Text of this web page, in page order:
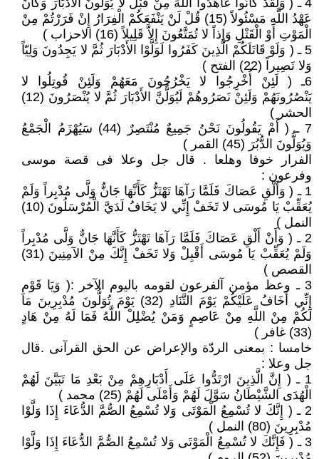
4 ـ ( وَلَقَدْ كَانُوا عَاهَدُوا اللَّهَ مِنْ قَبْلُ لا يُوَلُّونَ الأَدْبَارَ وَكَانَ
عَهْدُ اللَّهِ مَسْئُولاً (15) قُلْ لَنْ يَنْفَعَكُمْ الْفِرَارُ إِنْ فَرَرْتُمْ مِنْ
الْمَوْتِ أَوْ الْقَتْلِ وَإِذاً لا تُمَتَّعُونَ إِلاَّ قَلِيلاً (16) الاحزاب )
5 ـ ( وَلَوْ قَاتَلَكُمْ الَّذِينَ كَفَرُوا لَوَلَّوْا الأَدْبَارَ ثُمَّ لا يَجِدُونَ وَلِيّاً
وَلا نَصِيراً (22) الفتح )
6ـ ( لَئِنْ أُخْرِجُوا لا يَخْرُجُونَ مَعَهُمْ وَلَئِنْ قُوتِلُوا لا
يَنْصُرُونَهُمْ وَلَئِنْ نَصَرُوهُمْ لَيُوَلُّنَّ الأَدْبَارَ ثُمَّ لا يُنْصَرُونَ (12)
الحشر )
7 ـ ( أَمْ يَقُولُونَ نَحْنُ جَمِيعٌ مُنْتَصِرٌ (44) سَيُهْزَمُ الْجَمْعُ
وَيُوَلُّونَ الدُّبُرَ (45) القمر )
الفرار خوفا وهلعا . قال جل وعلا فى قصة موسى
وفرعون :
1 ـ ( وَأَلْقِ عَصَاكَ فَلَمَّا رَآهَا تَهْتَزُّ كَأَنَّهَا جَانٌّ وَلَّى مُدْبِراً وَلَمْ
يُعَقِّبْ يَا مُوسَى لا تَخَفْ إِنِّي لا يَخَافُ لَدَيَّ الْمُرْسَلُونَ (10)
النمل )
2 ـ ( وَأَنْ أَلْقِ عَصَاكَ فَلَمَّا رَآهَا تَهْتَزُّ كَأَنَّهَا جَانٌّ وَلَّى مُدْبِراً
وَلَمْ يُعَقِّبْ يَا مُوسَى أَقْبِلْ وَلا تَخَفْ إِنَّكَ مِنْ الآمِنِينَ (31)
القصص )
3 ـ وعظ مؤمن آلفرعون لقومه باليوم الآخر :( وَيَا قَوْمِ
إِنِّي أَخَافُ عَلَيْكُمْ يَوْمَ التَّنَادِ (32) يَوْمَ تُوَلُّونَ مُدْبِرِينَ مَا
لَكُمْ مِنْ اللَّهِ مِنْ عَاصِمٍ وَمَنْ يُضْلِلْ اللَّهُ فَمَا لَهُ مِنْ هَادٍ
(33) غافر )
خامسا : بمعنى الردّة والإعراض عن الحق القرآنى .قال
جل وعلا :
1 ـ ( إِنَّ الَّذِينَ ارْتَدُّوا عَلَى أَدْبَارِهِمْ مِنْ بَعْدِ مَا تَبَيَّنَ لَهُمْ
الْهُدَى الشَّيْطَانُ سَوَّلَ لَهُمْ وَأَمْلَى لَهُمْ (25) محمد )
2 ـ ( إِنَّكَ لا تُسْمِعُ الْمَوْتَى وَلا تُسْمِعُ الصُّمَّ الدُّعَاءَ إِذَا وَلَّوْا
مُدْبِرِينَ (80) النمل )
3 ـ ( فَإِنَّكَ لا تُسْمِعُ الْمَوْتَى وَلا تُسْمِعُ الصُّمَّ الدُّعَاءَ إِذَا وَلَّوْا